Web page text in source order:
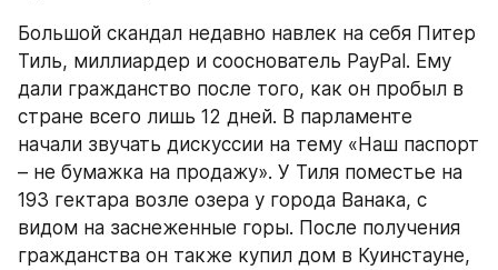
Большой скандал недавно навлек на себя Питер
Тиль, миллиардер и сооснователь PayPal. Ему
дали гражданство после того, как он пробыл в
стране всего лишь 12 дней. В парламенте
начали звучать дискуссии на тему «Наш паспорт
– не бумажка на продажу». У Тиля поместье на
193 гектара возле озера у города Ванака, с
видом на заснеженные горы. После получения
гражданства он также купил дом в Куинстауне,